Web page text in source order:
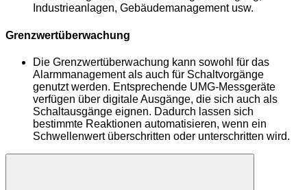
Industrieanlagen, Gebäudemanagement usw.
Grenzwertüberwachung
Die Grenzwertüberwachung kann sowohl für das
Alarmmanagement als auch für Schaltvorgänge
genutzt werden. Entsprechende UMG-Messgeräte
verfügen über digitale Ausgänge, die sich auch als
Schaltausgänge eignen. Dadurch lassen sich
bestimmte Reaktionen automatisieren, wenn ein
Schwellenwert überschritten oder unterschritten wird.